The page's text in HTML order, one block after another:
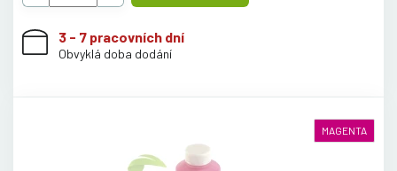
3 - 7 pracovních dní
Obvyklá doba dodání
MAGENTA